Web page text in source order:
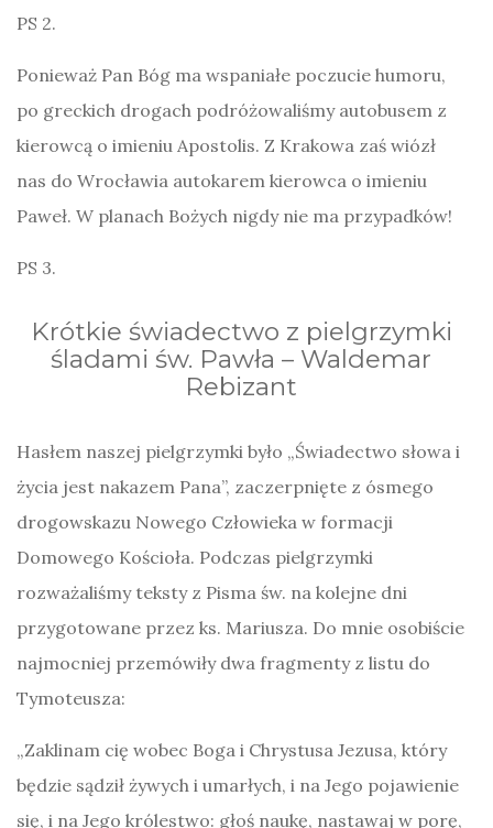
PS 2.
Ponieważ Pan Bóg ma wspaniałe poczucie humoru,
po greckich drogach podróżowaliśmy autobusem z
kierowcą o imieniu Apostolis. Z Krakowa zaś wiózł
nas do Wrocławia autokarem kierowca o imieniu
Paweł. W planach Bożych nigdy nie ma przypadków!
PS 3.
Krótkie świadectwo z pielgrzymki
śladami św. Pawła – Waldemar
Rebizant
Hasłem naszej pielgrzymki było „Świadectwo słowa i
życia jest nakazem Pana”, zaczerpnięte z ósmego
drogowskazu Nowego Człowieka w formacji
Domowego Kościoła. Podczas pielgrzymki
rozważaliśmy teksty z Pisma św. na kolejne dni
przygotowane przez ks. Mariusza. Do mnie osobiście
najmocniej przemówiły dwa fragmenty z listu do
Tymoteusza:
„Zaklinam cię wobec Boga i Chrystusa Jezusa, który
będzie sądził żywych i umarłych, i na Jego pojawienie
się, i na Jego królestwo: głoś naukę, nastawaj w porę,